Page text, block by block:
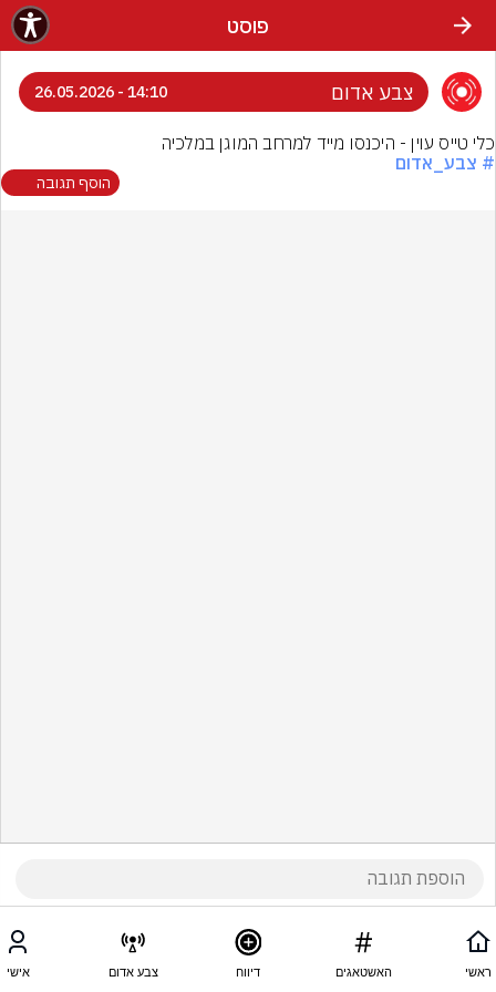
פוסט
צבע אדום 14:10 - 26.05.2026
כלי טייס עוין - היכנסו מייד למרחב המוגן במלכיה
# צבע_אדום
הוסף תגובה
ראשי האשטאגים דיווח צבע אדום אישי